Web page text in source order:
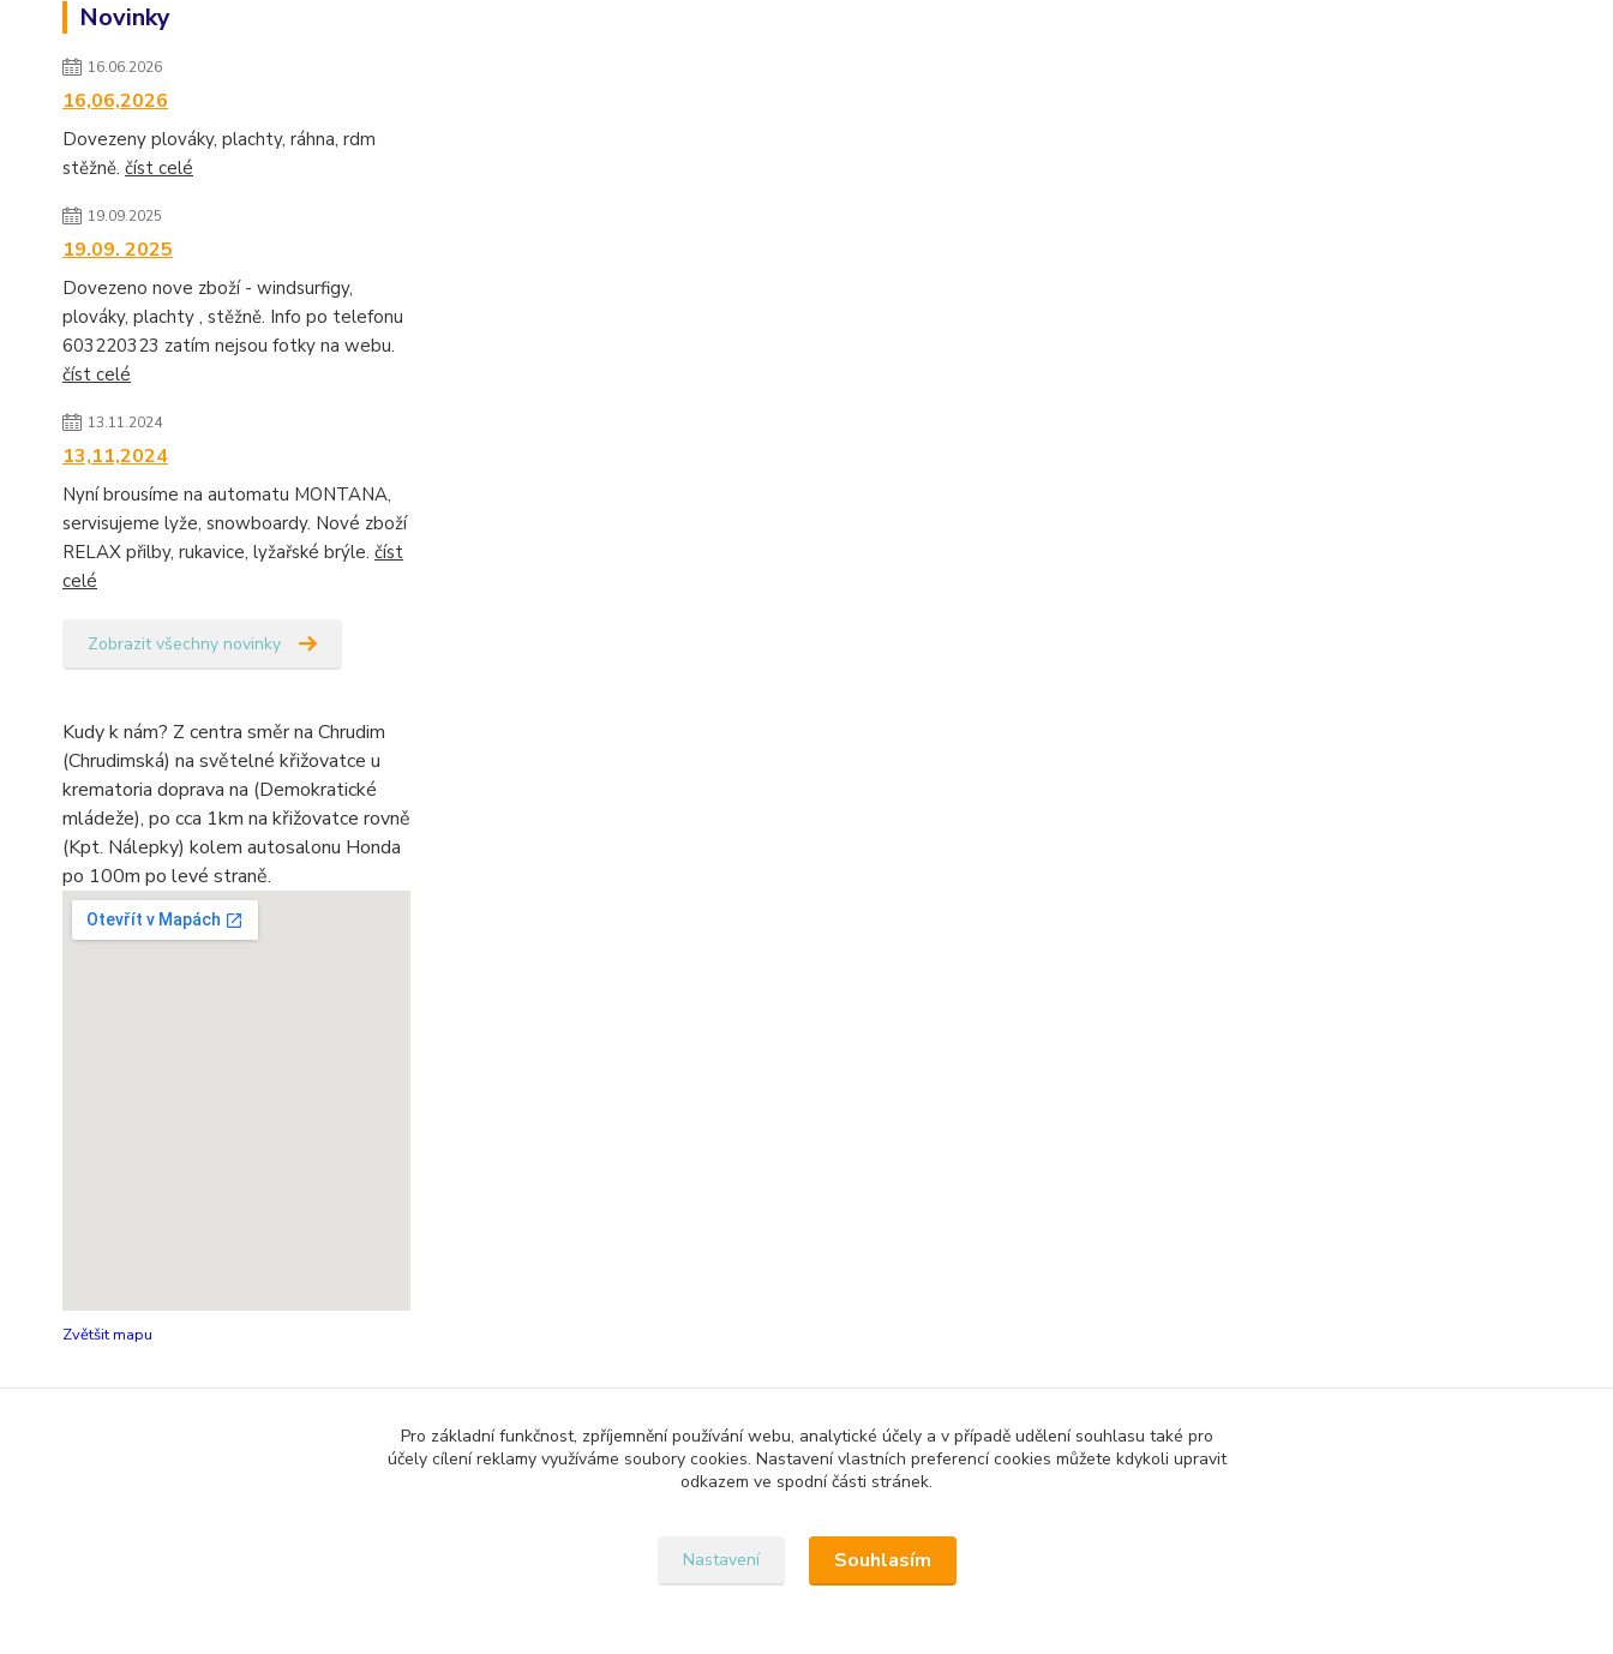
Novinky
16.06.2026
16,06,2026
Dovezeny plováky, plachty, ráhna, rdm
stěžně. číst celé
19.09.2025
19.09. 2025
Dovezeno nove zboží - windsurfigy,
plováky, plachty , stěžně. Info po telefonu
603220323 zatím nejsou fotky na webu.
číst celé
13.11.2024
13,11,2024
Nyní brousíme na automatu MONTANA,
servisujeme lyže, snowboardy. Nové zboží
RELAX přilby, rukavice, lyžařské brýle. číst
celé
Zobrazit všechny novinky
Kudy k nám? Z centra směr na Chrudim
(Chrudimská) na světelné křižovatce u
krematoria doprava na (Demokratické
mládeže), po cca 1km na křižovatce rovně
(Kpt. Nálepky) kolem autosalonu Honda
po 100m po levé straně.
Zvětšit mapu
Upravit sběr cookies.
Pro základní funkčnost, zpříjemnění používání webu, analytické účely a v případě udělení souhlasu také pro
účely cílení reklamy využíváme soubory cookies. Nastavení vlastních preferencí cookies můžete kdykoli upravit
odkazem ve spodní části stránek.
Nastavení Souhlasím